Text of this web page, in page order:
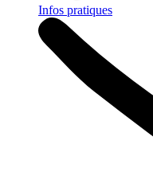
Infos pratiques